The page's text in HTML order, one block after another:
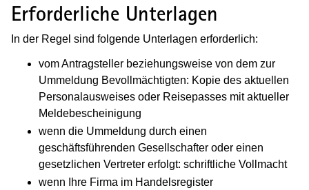
Erforderliche Unterlagen
In der Regel sind folgende Unterlagen erforderlich:
vom Antragsteller beziehungsweise von dem zur
Ummeldung Bevollmächtigten: Kopie des aktuellen
Personalausweises oder Reisepasses mit aktueller
Meldebescheinigung
wenn die Ummeldung durch einen
geschäftsführenden Gesellschafter oder einen
gesetzlichen Vertreter erfolgt: schriftliche Vollmacht
wenn Ihre Firma im Handelsregister